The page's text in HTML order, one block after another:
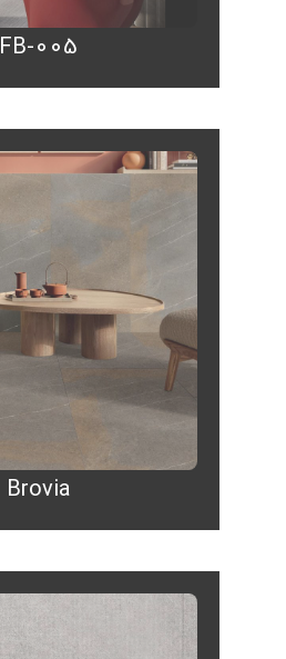
FB-005
Brovia